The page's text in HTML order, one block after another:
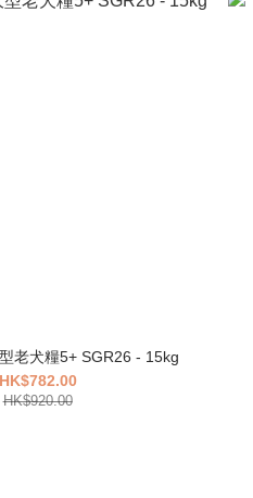
老犬糧5+ SGR26 - 15kg
HK$782.00
HK$920.00